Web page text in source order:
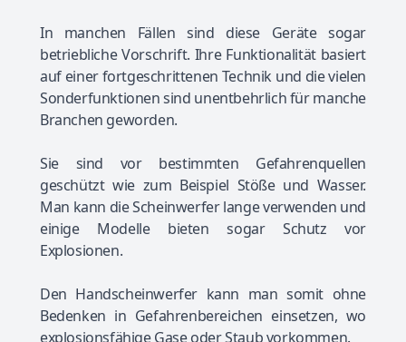
In manchen Fällen sind diese Geräte sogar
betriebliche Vorschrift. Ihre Funktionalität basiert
auf einer fortgeschrittenen Technik und die vielen
Sonderfunktionen sind unentbehrlich für manche
Branchen geworden.
Sie sind vor bestimmten Gefahrenquellen
geschützt wie zum Beispiel Stöße und Wasser.
Man kann die Scheinwerfer lange verwenden und
einige Modelle bieten sogar Schutz vor
Explosionen.
Den Handscheinwerfer kann man somit ohne
Bedenken in Gefahrenbereichen einsetzen, wo
explosionsfähige Gase oder Staub vorkommen.